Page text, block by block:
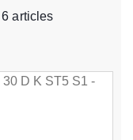
6 articles